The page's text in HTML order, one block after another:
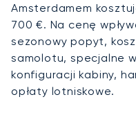
Amsterdamem
700 €. Na cenę
sezonowy popyt,
samolotu, specjalne
konfiguracji kabiny,
opłaty lotniskowe.